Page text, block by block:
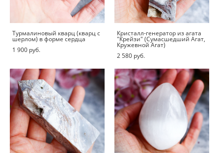
Турмалиновый кварц (кварц с
шерлом) в форме сердца
1 900 pуб.
Кристалл-генератор из агата
"Крейзи" (Сумасшедший Агат,
Кружевной Агат)
2 580 pуб.